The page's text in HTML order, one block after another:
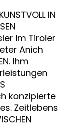
IN
im Tiroler
Anich
Ihm
konzipierte
Zeitlebens